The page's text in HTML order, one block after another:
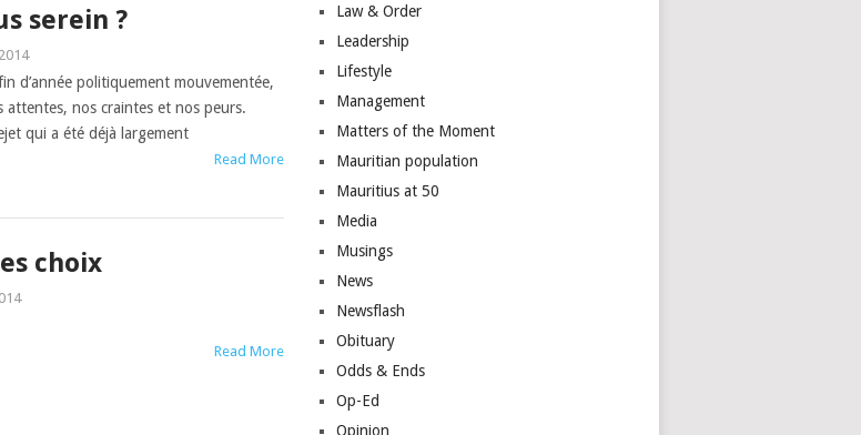
serein ?
d’année politiquement mouvementée,
attentes, nos craintes et nos peurs.
qui a été déjà largement
Read More
choix
Read More
Law & Order
Leadership
Lifestyle
Management
Matters of the Moment
Mauritian population
Mauritius at 50
Media
Musings
News
Newsflash
Obituary
Odds & Ends
Op-Ed
Opinion